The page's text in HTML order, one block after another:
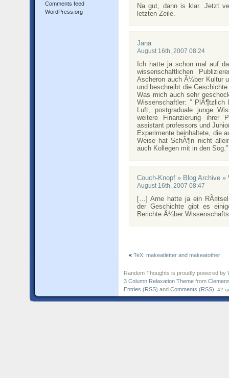
Comments feed
WordPress.org
Na gut, dann is klar. Jetzt
letzten Zeile.
Jana
August 16th, 2007 08:24
Ich hatte ja schon mal auf
wissenschaftlichen
Ascheron auch Ã¼ber Kultur
und beschreibt die
Was mich auch sehr
Wissenschaftler: ” PlÃ¶tzlich
Luft, postgraduale junge
weitere Finanzierung ihrer
assistant professors und
Experimente beinhaltete, die
Weise hat SchÃ¶n nicht
auch Kollegen mit in den
Couch-Knopf » Blog Archive
August 16th, 2007 08:47
[…] Arne hatte ja ein
der Geschichte gibt es
Berichte Ã¼ber
« TeX: makeatletter and makeatother
Random Thoughts is proudly powered by
3 Column Relaxation Theme from
Entries (RSS) and Comments (RSS) 42